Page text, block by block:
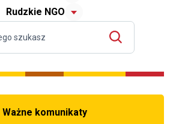
Rudzkie NGO
Ważne komunikaty